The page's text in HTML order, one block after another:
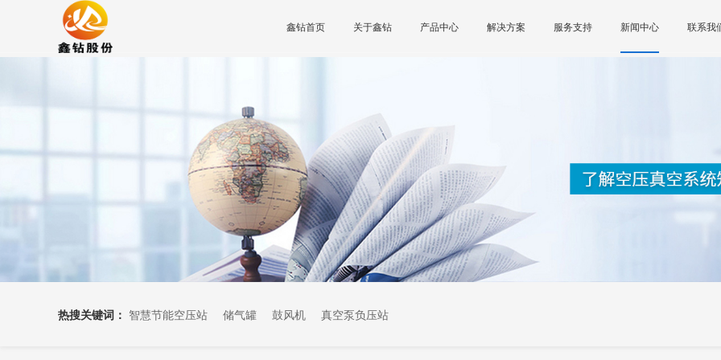
鑫钻首页 关于鑫钻 产品中心 解决方案 服务支持 新闻中心 联系我
热搜关键词： 智慧节能空压站 储气罐 鼓风机 真空泵负压站